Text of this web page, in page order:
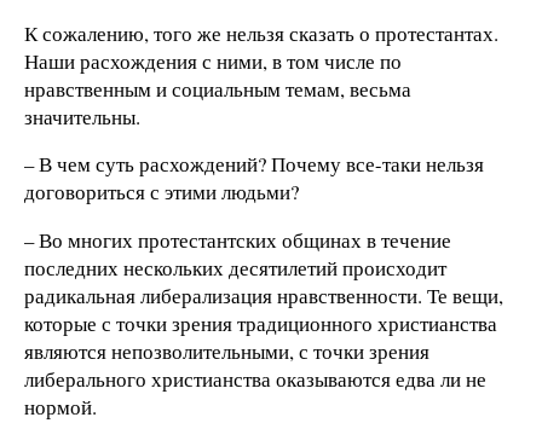
К сожалению, того же нельзя сказать о протестантах.
Наши расхождения с ними, в том числе по
нравственным и социальным темам, весьма
значительны.
– В чем суть расхождений? Почему все-таки нельзя
договориться с этими людьми?
– Во многих протестантских общинах в течение
последних нескольких десятилетий происходит
радикальная либерализация нравственности. Те вещи,
которые с точки зрения традиционного христианства
являются непозволительными, с точки зрения
либерального христианства оказываются едва ли не
нормой.